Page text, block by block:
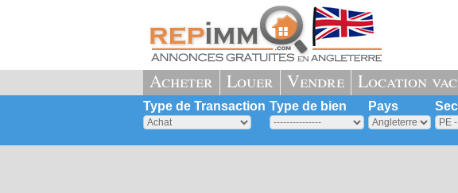
Acheter Louer Vendre Location
Type de Transaction Type de bien Pays